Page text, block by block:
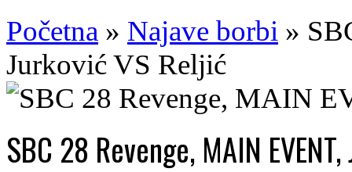
Početna » Najave borbi »
Jurković VS Reljić
SBC 28 Revenge, MAIN